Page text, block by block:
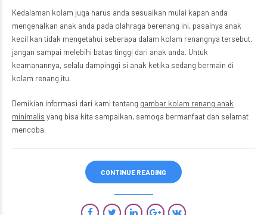
Kedalaman kolam juga harus anda sesuaikan mulai kapan anda
mengenalkan anak anda pada olahraga berenang ini, pasalnya anak
kecil kan tidak mengetahui seberapa dalam kolam renangnya tersebut,
jangan sampai melebihi batas tinggi dari anak anda. Untuk
keamanannya, selalu dampinggi si anak ketika sedang bermain di
kolam renang itu.
Demikian informasi dari kami tentang gambar kolam renang anak
minimalis yang bisa kita sampaikan, semoga bermanfaat dan selamat
mencoba.
CONTINUE READING